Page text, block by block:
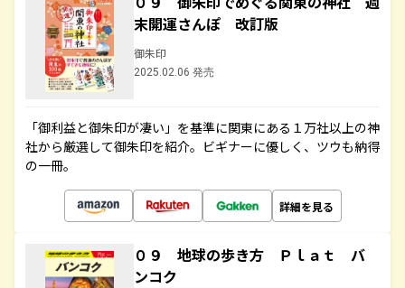
末開運さんぽ 改訂版
御朱印
2025.02.06 発売
「御利益と御朱印が凄い」を基準に関東にある１万社以上の神
社から厳選して御朱印を紹介。ビギナーに優しく、ツウも納得
の一冊。
詳細を見る
０９ 地球の歩き方 Ｐｌａｔ バ
ンコク